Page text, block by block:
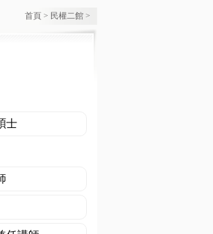
首頁 > 民權二館 >
士